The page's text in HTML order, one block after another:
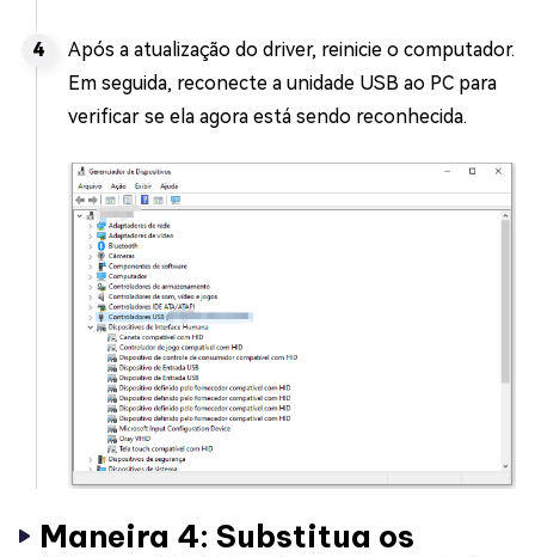
Após a atualização do driver, reinicie o computador.
Em seguida, reconecte a unidade USB ao PC para
verificar se ela agora está sendo reconhecida.
Maneira 4: Substitua os